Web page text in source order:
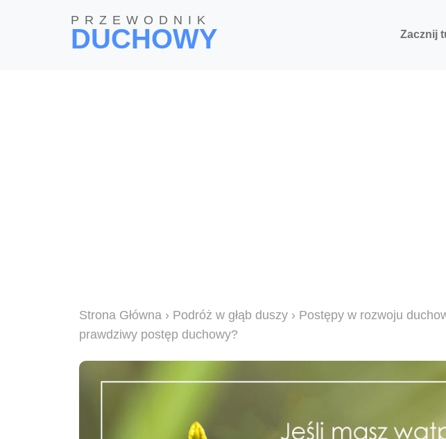
PRZEWODNIK
DUCHOWY Zacznij
Strona Główna › Podróż w głąb duszy › Postępy w rozwoju
prawdziwy postęp duchowy?